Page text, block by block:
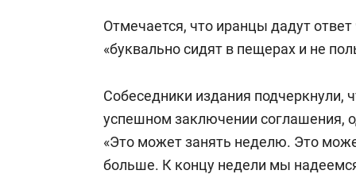
Отмечается, что иранцы дадут
«буквально сидят в пещерах и не
Собеседники издания подчеркнули,
успешном заключении соглашения,
«Это может занять неделю. Это
больше. К концу недели мы